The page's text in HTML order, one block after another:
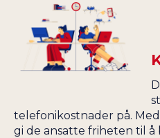
telefonikostnader på.
gi de ansatte friheten til